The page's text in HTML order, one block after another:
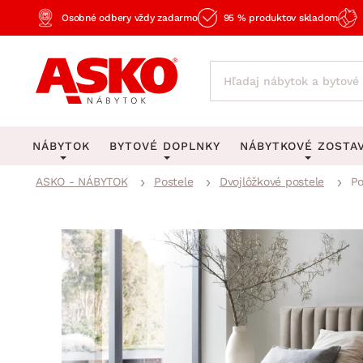
Osobné odbery vždy zadarmo 95 % produktov skladom
NÁBYTOK
Obývacia izba
Spálňa
Pracovňa a kancelária
BYTOVÉ DOPLNKY
Behúne a malé koberce
Detské koberce
Kúpeľňové predložky
Zobrazit vše
Stropné osvetlenie
Lustre a závesné
Stojacie lampy
NÁBYTKOVÉ
Spálňové
Kancelárske
Kuchynské
Detské
Predsieňové
ASKO - NÁBYTOK Postele Dvojlôžkové postele